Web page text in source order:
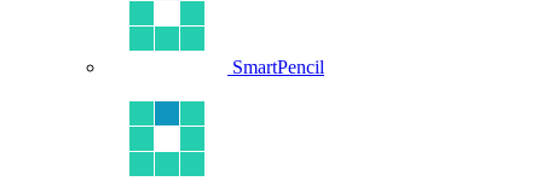
SmartPencil